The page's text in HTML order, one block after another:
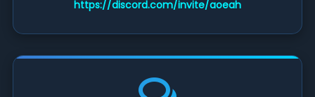
https://discord.com/invite/aoeah